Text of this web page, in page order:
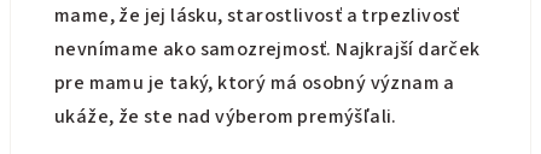
mame, že jej lásku, starostlivosť a trpezlivosť
nevnímame ako samozrejmosť. Najkrajší darček
pre mamu je taký, ktorý má osobný význam a
ukáže, že ste nad výberom premýšľali.